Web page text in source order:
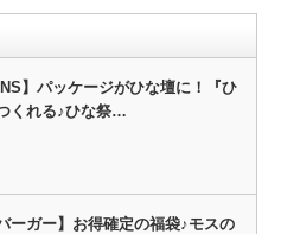
】パッケージがひな壇に！『ひ
くれる♪ひな祭…
ーガー】お得確定の福袋♪モスの